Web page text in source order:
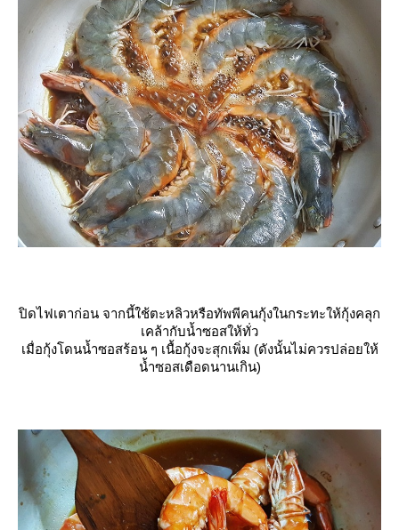
ปิดไฟเตาก่อน จากนี้ใช้ตะหลิวหรือทัพพีคนกุ้งในกระทะให้กุ้งคลุก
เคล้ากับน้ำซอสให้ทั่ว
เมื่อกุ้งโดนน้ำซอสร้อน ๆ เนื้อกุ้งจะสุกเพิ่ม (ดังนั้นไม่ควรปล่อยให้
น้ำซอสเดือดนานเกิน)